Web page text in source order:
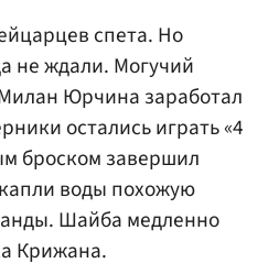
спета. Но
не ждали. Могучий
Юрчина заработал
остались играть «4
броском завершил
воды похожую
Шайба медленно
Крижана.